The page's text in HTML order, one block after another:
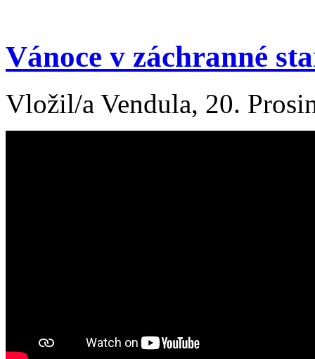
Vánoce v záchranné
Vložil/a Vendula, 20.